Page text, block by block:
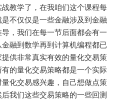
教学了，在我咱们这个课程每
不仅仅是一些金融涉及到金融
，我们在每一节后面都会有一
融到数学再到计算机编程都已
供非常真实有效的量化交易策
的量化交易策略都是一个实际
化交易感兴趣，自己想做点策
我们这些交易策略的一些回测